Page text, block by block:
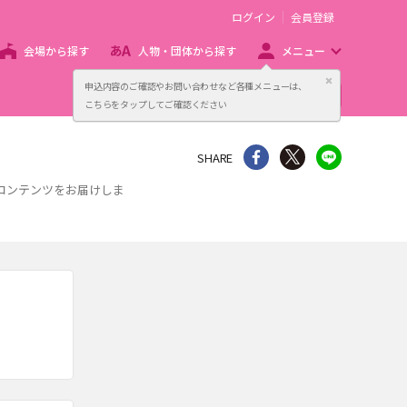
申込内容のご確認やお問い合わせなど各種メニューは、
こちらをタップしてご確認ください
閉じる
ログイン 会員登録
会場から探す 人物・団体から探す メニュー
主催者向け販売サービス
ンテンツをお届けしま
SHARE シェア Twitter